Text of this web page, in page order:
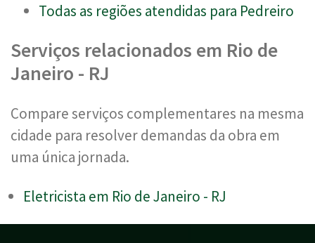
Todas as regiões atendidas para Pedreiro
Serviços relacionados em Rio de
Janeiro - RJ
Compare serviços complementares na mesma
cidade para resolver demandas da obra em
uma única jornada.
Eletricista em Rio de Janeiro - RJ